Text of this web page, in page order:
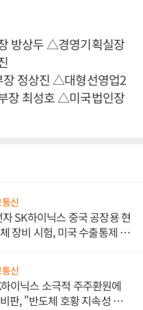
방상두 △경영기획실장
정상진 △대형선영업2
장 최성호 △미국법인장
신
SK하이닉스 중국 공장용 현
장비 시험, 미국 수출통제 대
신
이닉스 소극적 주주환원에
판, "반도체 호황 지속성 의